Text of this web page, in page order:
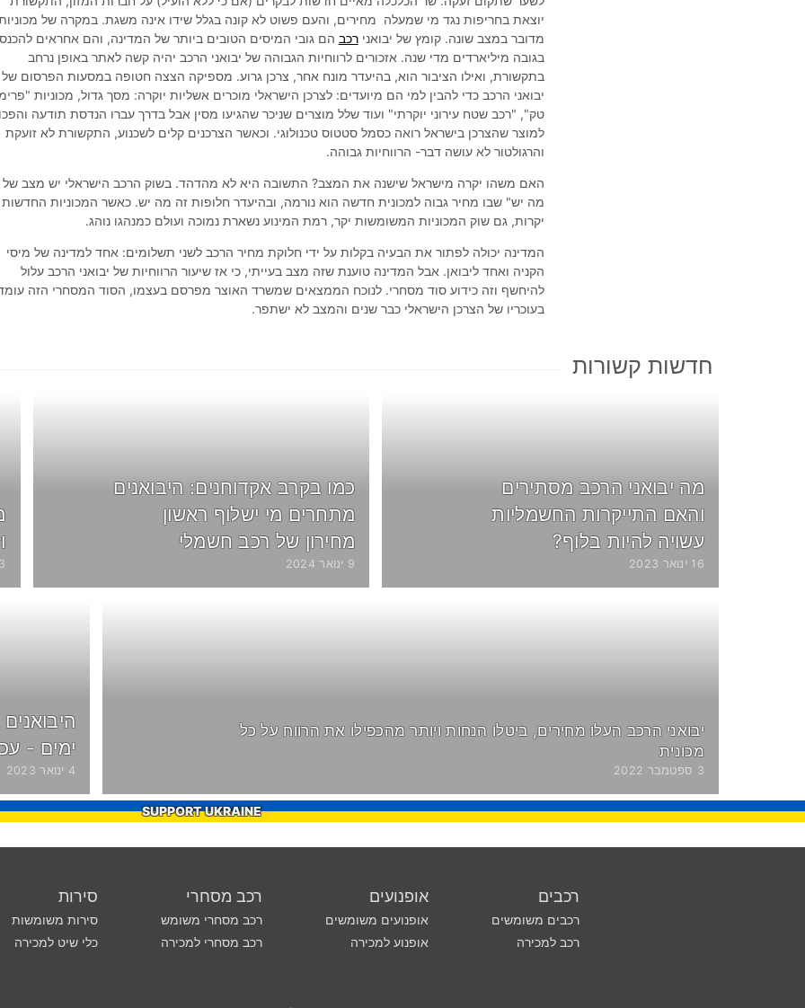
יוצאת בחריפות נגד מי שמעלה מחירים, והעם פשוט לא קונה בגלל שידו אינה משגת. במקרה של
מדובר במצב שונה. קומץ של יבואנירכב הם גובי המיסים הטובים ביותר של המדינה, והם אחראים
בגובה מיליארדים מדי שנה. אזכורים לרווחיות הגבוהה של יבואני הרכב יהיה קשה לאתר באופן נרחב
בתקשורת, ואילו הציבור הוא, בהיעדר מונח אחר, צרכן גרוע. מספיקה הצצה חטופה במסעות הפרסום של
יבואני הרכב כדי להבין למי הם מיועדים: לצרכן הישראלי מוכרים אשליות יוקרה: מסך גדול, מכוניות
טק", "רכב שטח עירוני יוקרתי" ועוד שלל מוצרים שניכר שהגיעו מסין אבל בדרך עברו הנדסת תודעה והפכו
למוצר שהצרכן בישראל רואה כסמל סטטוס טכנולוגי. וכאשר הצרכנים קלים לשכנוע, התקשורת לא זועקת
והרגולטור לא עושה דבר- הרווחיות גבוהה.
האם משהו יקרה מישראל שישנה את המצב? התשובה היא לא מהדהד. בשוק הרכב הישראלי יש מצב של
מה יש" שבו מחיר גבוה למכונית חדשה הוא נורמה, ובהיעדר חלופות זה מה יש. כאשר המכוניות החדשות
יקרות, גם שוק המכוניות המשומשות יקר, רמת המינוע נשארת נמוכה ועולם כמנהגו נוהג.
המדינה יכולה לפתור את הבעיה בקלות על ידי חלוקת מחיר הרכב לשני תשלומים: אחד למדינה של מיסי
הקניה ואחד ליבואן. אבל המדינה טוענת שזה מצב בעייתי, כי אז שיעור הרווחיות של יבואני הרכב עלול
להיחשף וזה כידוע סוד מסחרי. לנוכח הממצאים שמשרד האוצר מפרסם בעצמו, הסוד המסחרי הזה
בעוכריו של הצרכן הישראלי כבר שנים והמצב לא ישתפר.
חדשות קשורות
מה יבואני הרכב מסתירים
והאם התייקרות החשמליות
עשויה להיות בלוף?
16 ינואר 2023
כמו בקרב אקדוחנים: היבואנים
מתחרים מי ישלוף ראשון
מחירון של רכב חשמלי
9 ינואר 2024 23
יבואני הרכב העלו מחירים, ביטלו הנחות ויותר מהכפילו את הרווח על כל
מכונית
3 ספטמבר 2022
ימים -
4 ינואר 2023
SUPPORT UKRAINE
רכבים
רכבים משומשים
רכב למכירה
אופנועים
אופנועים משומשים
אופנוע למכירה
רכב מסחרי
רכב מסחרי משומש
רכב מסחרי למכירה
סירות
סירות משומשות
כלי שיט למכירה